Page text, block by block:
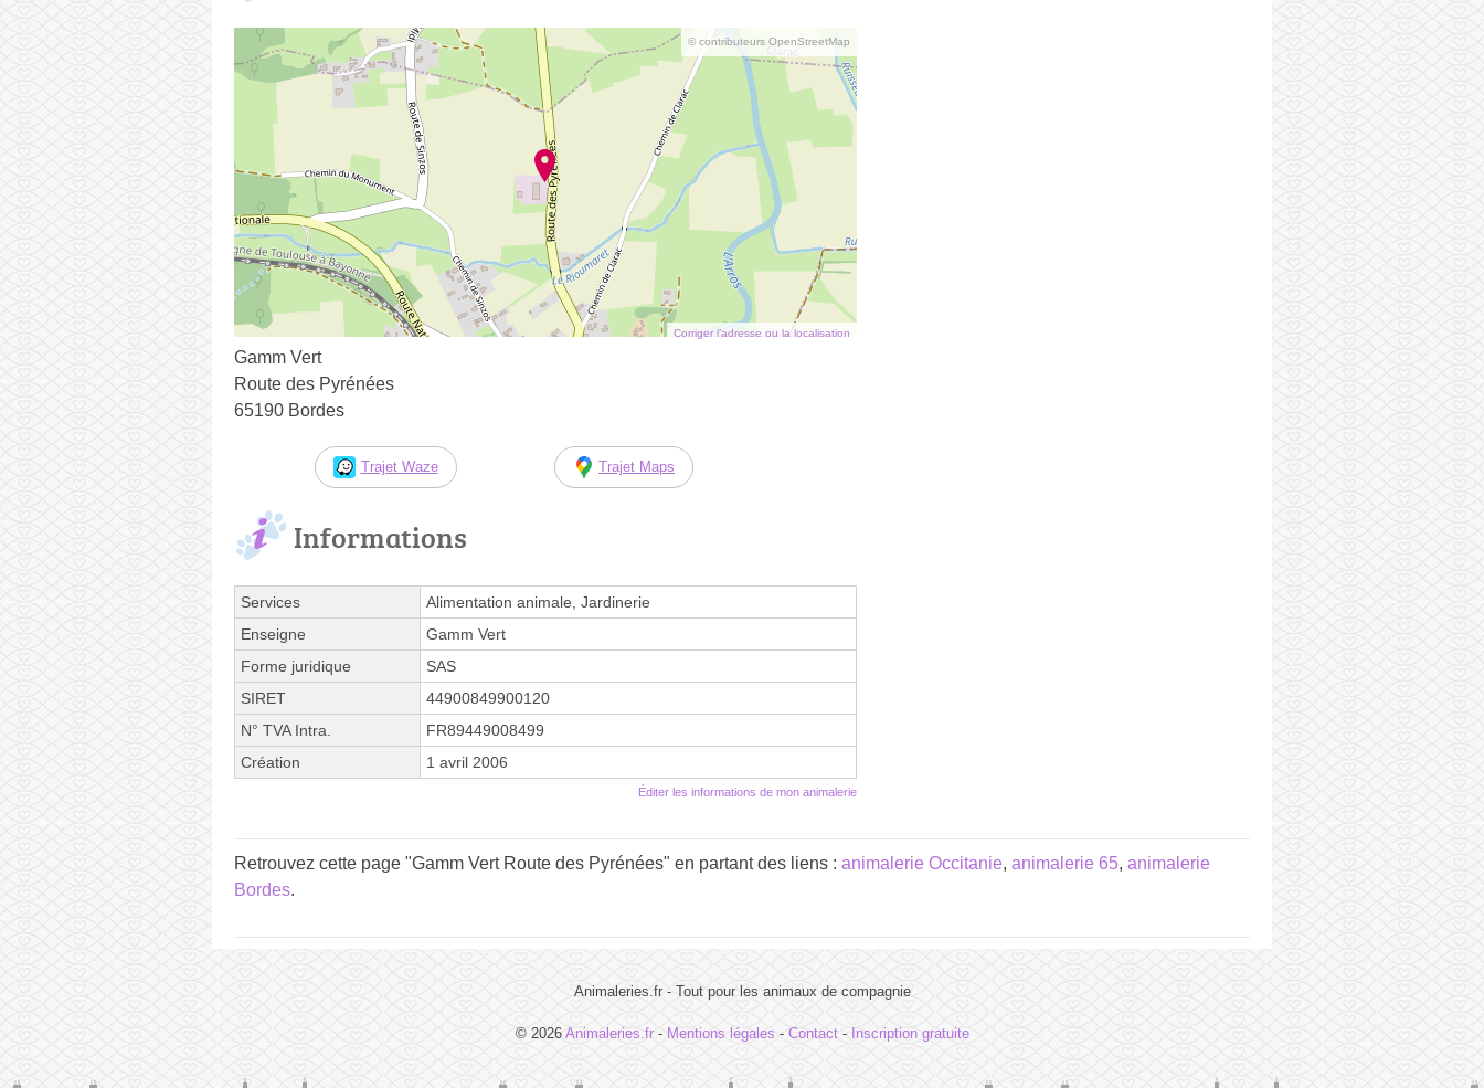
© contributeurs OpenStreetMap
Corriger l’adresse ou la localisation
Gamm Vert
Route des Pyrénées
65190 Bordes
Trajet Waze Trajet Maps
Informations
Services
Alimentation animale, Jardinerie
Enseigne
Gamm Vert
Forme juridique
SAS
SIRET
44900849900120
N° TVA Intra.
FR89449008499
Création
1 avril 2006
Éditer les informations de mon animalerie
Retrouvez cette page "Gamm Vert Route des Pyrénées" en partant des liens : animalerie Occitanie, animalerie 65, animalerie
Bordes.
Animaleries.fr - Tout pour les animaux de compagnie
© 2026 Animaleries.fr - Mentions légales - Contact- Inscription gratuite